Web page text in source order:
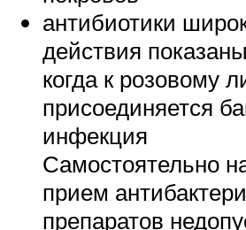
антибиотики
действия
когда к розовому
присоединяется
инфекция
Самостоятельно
прием
препаратов